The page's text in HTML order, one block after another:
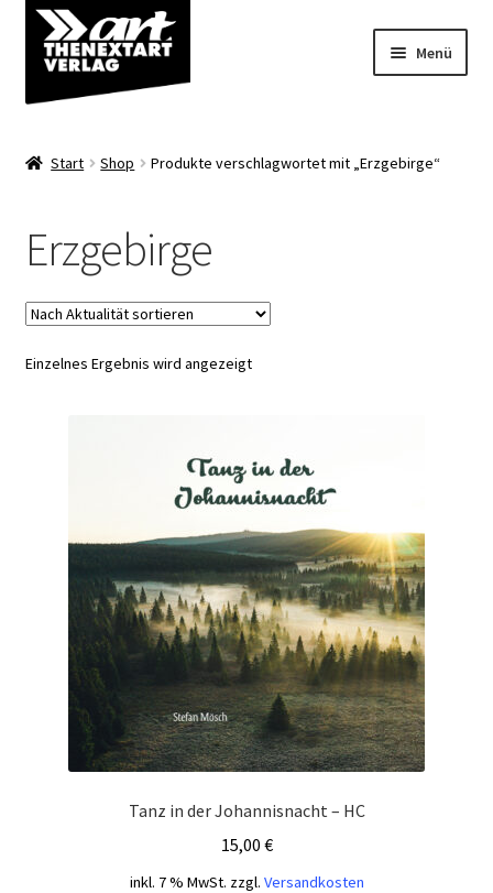
Zur
Navigation
springen
Zum
Inhalt
springen
Menü
Über uns
Start Shop Produkte verschlagwortet mit „Erzgebirge“
Erzgebirge
Einzelnes Ergebnis wird angezeigt
Tanz in der Johannisnacht – HC
15,00 €
inkl. 7 % MwSt. zzgl. Versandkosten